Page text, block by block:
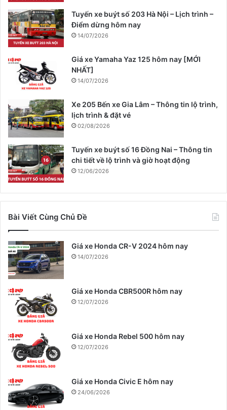
Tuyến xe buýt số 203 Hà Nội – Lịch trình –
Điểm dừng hôm nay
14/07/2026
Giá xe Yamaha Yaz 125 hôm nay [MỚI
NHẤT]
14/07/2026
Xe 205 Bến xe Gia Lâm – Thông tin lộ trình,
lịch trình & đặt vé
02/08/2026
Tuyến xe buýt số 16 Đồng Nai – Thông tin
chi tiết về lộ trình và giờ hoạt động
12/06/2026
Bài Viết Cùng Chủ Đề
Giá xe Honda CR-V 2024 hôm nay
14/07/2026
Giá xe Honda CBR500R hôm nay
12/07/2026
Giá xe Honda Rebel 500 hôm nay
12/07/2026
Giá xe Honda Civic E hôm nay
24/06/2026